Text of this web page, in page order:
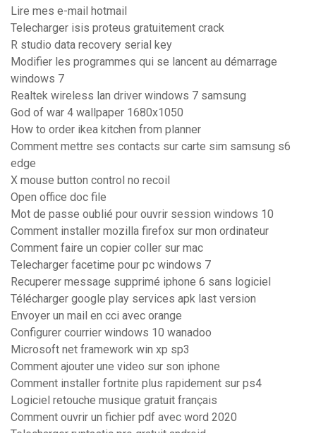
Lire mes e-mail hotmail
Telecharger isis proteus gratuitement crack
R studio data recovery serial key
Modifier les programmes qui se lancent au démarrage
windows 7
Realtek wireless lan driver windows 7 samsung
God of war 4 wallpaper 1680x1050
How to order ikea kitchen from planner
Comment mettre ses contacts sur carte sim samsung s6
edge
X mouse button control no recoil
Open office doc file
Mot de passe oublié pour ouvrir session windows 10
Comment installer mozilla firefox sur mon ordinateur
Comment faire un copier coller sur mac
Telecharger facetime pour pc windows 7
Recuperer message supprimé iphone 6 sans logiciel
Télécharger google play services apk last version
Envoyer un mail en cci avec orange
Configurer courrier windows 10 wanadoo
Microsoft net framework win xp sp3
Comment ajouter une video sur son iphone
Comment installer fortnite plus rapidement sur ps4
Logiciel retouche musique gratuit français
Comment ouvrir un fichier pdf avec word 2020